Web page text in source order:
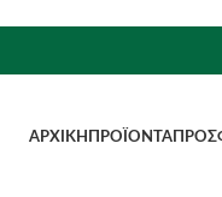
ΑΡΧΙΚΉ ΠΡΟΪΌΝΤΑ